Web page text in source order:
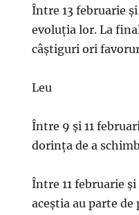
Între 13 februarie
evoluția lor. La
câștiguri ori
Leu
Între 9 și 11
dorința de a
Între 11 februarie
aceștia au parte